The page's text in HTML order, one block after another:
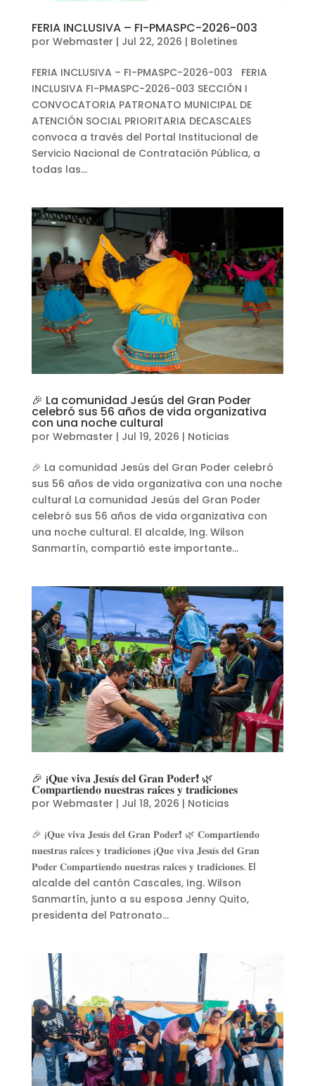
FERIA INCLUSIVA – FI-PMASPC-2026-003
por Webmaster | Jul 22, 2026 | Boletines
FERIA INCLUSIVA – FI-PMASPC-2026-003 FERIA
INCLUSIVA FI-PMASPC-2026-003 SECCIÓN I
CONVOCATORIA PATRONATO MUNICIPAL DE
ATENCIÓN SOCIAL PRIORITARIA DECASCALES
convoca a través del Portal Institucional de
Servicio Nacional de Contratación Pública, a
todas las...
🎉 La comunidad Jesús del Gran Poder
celebró sus 56 años de vida organizativa
con una noche cultural
por Webmaster | Jul 19, 2026 | Noticias
🎉 La comunidad Jesús del Gran Poder celebró
sus 56 años de vida organizativa con una noche
cultural La comunidad Jesús del Gran Poder
celebró sus 56 años de vida organizativa con
una noche cultural. El alcalde, Ing. Wilson
Sanmartín, compartió este importante...
🎉 ¡𝐐𝐮𝐞 𝐯𝐢𝐯𝐚 𝐉𝐞𝐬𝐮́𝐬 𝐝𝐞𝐥 𝐆𝐫𝐚𝐧 𝐏𝐨𝐝𝐞𝐫❗ 🌿
𝐂𝐨𝐦𝐩𝐚𝐫𝐭𝐢𝐞𝐧𝐝𝐨 𝐧𝐮𝐞𝐬𝐭𝐫𝐚𝐬 𝐫𝐚𝐢́𝐜𝐞𝐬 𝐲 𝐭𝐫𝐚𝐝𝐢𝐜𝐢𝐨𝐧𝐞𝐬
por Webmaster | Jul 18, 2026 | Noticias
🎉 ¡𝐐𝐮𝐞 𝐯𝐢𝐯𝐚 𝐉𝐞𝐬𝐮́𝐬 𝐝𝐞𝐥 𝐆𝐫𝐚𝐧 𝐏𝐨𝐝𝐞𝐫❗ 🌿 𝐂𝐨𝐦𝐩𝐚𝐫𝐭𝐢𝐞𝐧𝐝𝐨
𝐧𝐮𝐞𝐬𝐭𝐫𝐚𝐬 𝐫𝐚𝐢́𝐜𝐞𝐬 𝐲 𝐭𝐫𝐚𝐝𝐢𝐜𝐢𝐨𝐧𝐞𝐬 ¡𝐐𝐮𝐞 𝐯𝐢𝐯𝐚 𝐉𝐞𝐬𝐮́𝐬 𝐝𝐞𝐥 𝐆𝐫𝐚𝐧
𝐏𝐨𝐝𝐞𝐫 𝐂𝐨𝐦𝐩𝐚𝐫𝐭𝐢𝐞𝐧𝐝𝐨 𝐧𝐮𝐞𝐬𝐭𝐫𝐚𝐬 𝐫𝐚𝐢́𝐜𝐞𝐬 𝐲 𝐭𝐫𝐚𝐝𝐢𝐜𝐢𝐨𝐧𝐞𝐬. El
alcalde del cantón Cascales, Ing. Wilson
Sanmartín, junto a su esposa Jenny Quito,
presidenta del Patronato...